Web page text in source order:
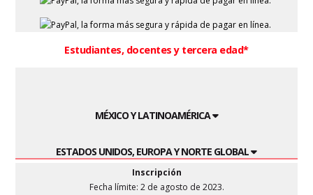
Estudiantes, docentes y tercera edad*
MÉXICO Y LATINOAMÉRICA
ESTADOS UNIDOS, EUROPA Y NORTE GLOBAL
Inscripción
Fecha límite: 2 de agosto de 2023.